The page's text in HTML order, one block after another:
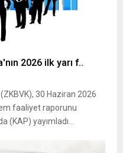
2026 ilk yarı f..
30 Haziran 2026
faaliyet raporunu
yayımladı...